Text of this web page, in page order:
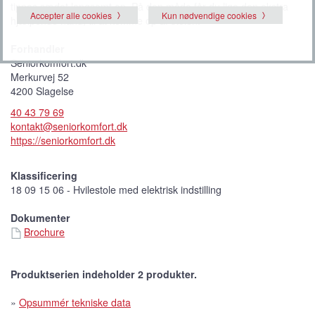
e
)
tippes sædet langsomt op. På den måde får du lige den ekstra
hjælpende hånd, til at komme op af stolen.
Seniorkomfort.dk
Merkurvej 52
4200 Slagelse
40 43 79 69
kontakt@seniorkomfort.dk
https://seniorkomfort.dk
Klassificering
18 09 15 06 - Hvilestole med elektrisk indstilling
Dokumenter
Brochure
Produktserien indeholder 2 produkter.
» Opsummér tekniske data
Accepter alle cookies
Kun nødvendige cookies